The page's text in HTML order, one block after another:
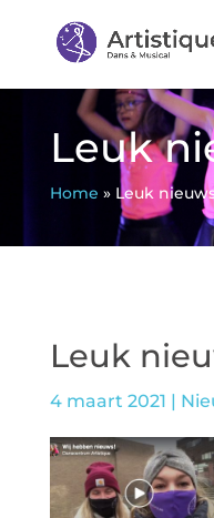
Leuk
Home » Leuk
Leuk
4 maart 2021 |